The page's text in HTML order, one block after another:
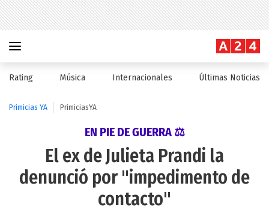
Rating Música Internacionales Últimas Noticias
Primicias YA PrimiciasYA
EN PIE DE GUERRA ⚖
El ex de Julieta Prandi la
denunció por "impedimento de
contacto"